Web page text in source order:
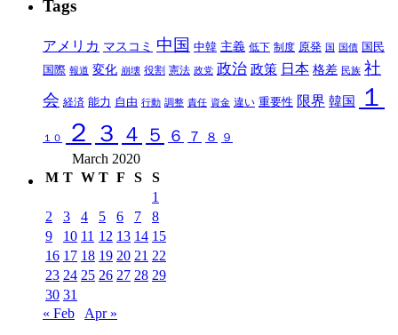
Tags
アメリカ マスコミ 中国 中韓 主義 低下 制度 原発 国 国債 国民
国際 報道 変化 崩壊 役割 憲法 政党 政治 政策 日本 格差 民族 社
会 経済 能力 自由 行動 調整 責任 資金 違い 重要性 限界 韓国 １
１０ ２ ３ ４ ５ ６ ７ ８ ９
March 2020
M T W T F S
S
1
2
3 4 5 6 7
8
9
10 11 12 13 14 15
16 17 18 19 20 21 22
23 24 25 26 27 28 29
30 31
« Feb
Apr »